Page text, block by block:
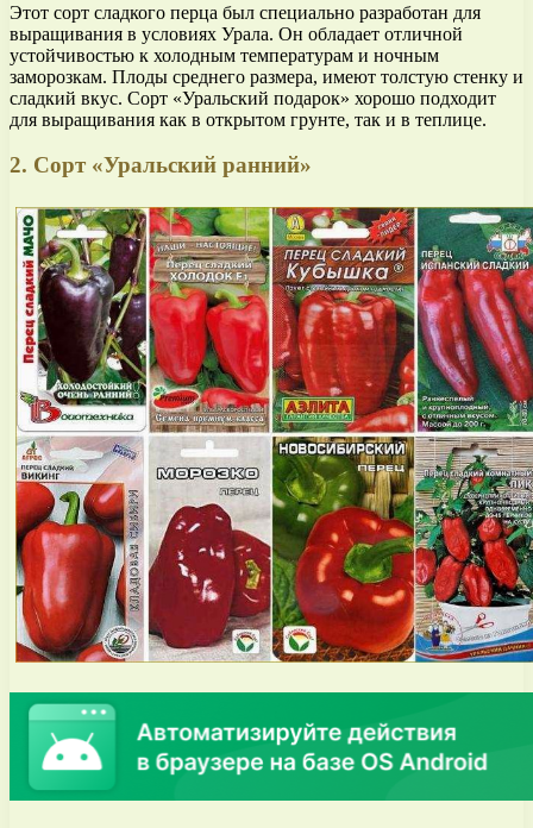
Этот сорт сладкого перца был специально разработан для
выращивания в условиях Урала. Он обладает отличной
устойчивостью к холодным температурам и ночным
заморозкам. Плоды среднего размера, имеют толстую стенку и
сладкий вкус. Сорт «Уральский подарок» хорошо подходит
для выращивания как в открытом грунте, так и в теплице.
2. Сорт «Уральский ранний»